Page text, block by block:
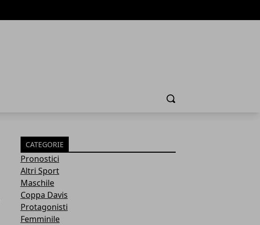
Cerca
CATEGORIE
Pronostici
Altri Sport
Maschile
Coppa Davis
Protagonisti
Femminile